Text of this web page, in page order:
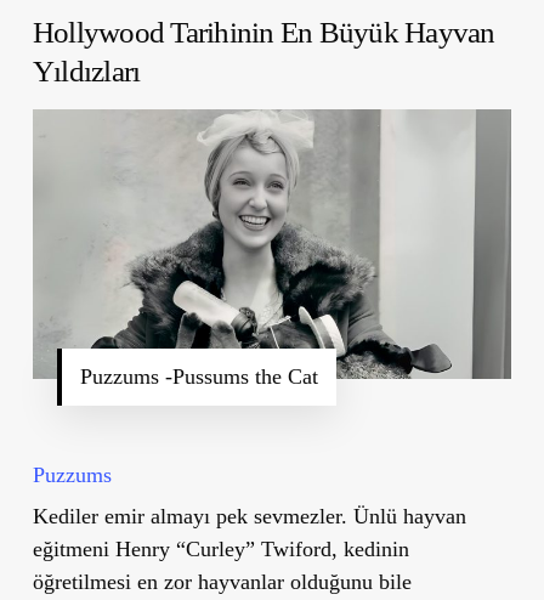
Hollywood Tarihinin En Büyük Hayvan
Yıldızları
Puzzums -Pussums the Cat
Puzzums
Kediler emir almayı pek sevmezler. Ünlü hayvan
eğitmeni Henry “Curley” Twiford, kedinin
öğretilmesi en zor hayvanlar olduğunu bile